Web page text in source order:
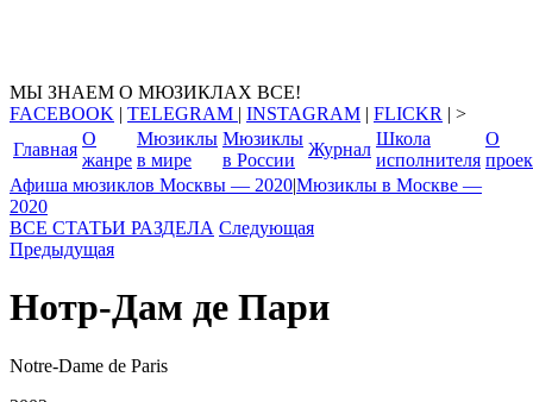
МЫ ЗНАЕМ О МЮЗИКЛАХ ВСЕ!
FACEBOOK | TELEGRAM | INSTAGRAM | FLICKR | >
Главная
О
жанре
Мюзиклы
в мире
Мюзиклы
в России
Журнал
Школа
исполнителя
О
Афиша мюзиклов Москвы — 2020|Мюзиклы в Москве —
2020
ВСЕ СТАТЬИ РАЗДЕЛА Следующая
Предыдущая
Нотр-Дам де Пари
Notre-Dame de Paris